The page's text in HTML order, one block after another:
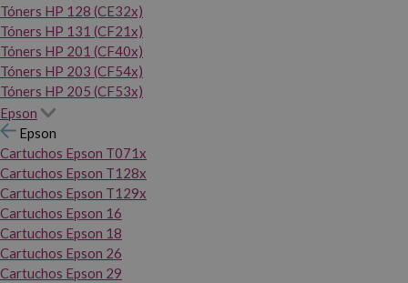
Tóners HP 128 (CE32x)
Tóners HP 131 (CF21x)
Tóners HP 201 (CF40x)
Tóners HP 203 (CF54x)
Tóners HP 205 (CF53x)
Epson
Epson
Cartuchos Epson T071x
Cartuchos Epson T128x
Cartuchos Epson T129x
Cartuchos Epson 16
Cartuchos Epson 18
Cartuchos Epson 26
Cartuchos Epson 29